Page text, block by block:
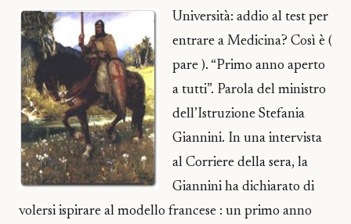
Università: addio al test per
entrare a Medicina? Così è (
pare ). “Primo anno aperto
a tutti”. Parola del ministro
dell’Istruzione Stefania
Giannini. In una intervista
al Corriere della sera, la
Giannini ha dichiarato di
volersi ispirare al modello francese : un primo anno